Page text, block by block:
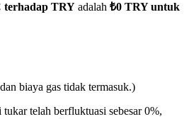
terhadap TRY adalah ₺0 TRY untuk
biaya gas tidak termasuk.)
telah berfluktuasi sebesar 0%,